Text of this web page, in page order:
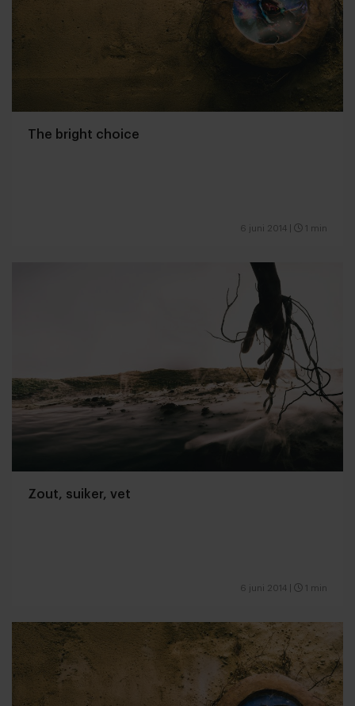
The bright choice
6 juni 2014 1 min
Zout, suiker, vet
6 juni 2014 1 min